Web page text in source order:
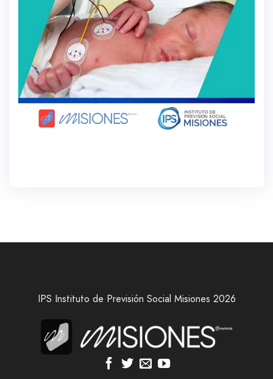
IPS Instituto de Previsión Social Misiones 2026